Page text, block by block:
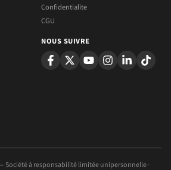
Confidentialite
CGU
NOUS SUIVRE
Société à responsabilité limitée unipersonnelle ·